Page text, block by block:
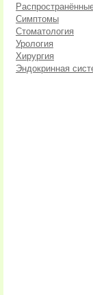
Симптомы
Стоматология
Урология
Хирургия
Эндокринная